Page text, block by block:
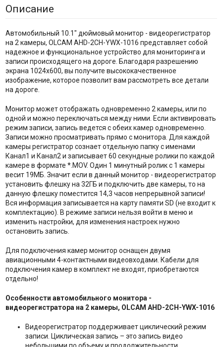
Описание
Автомобильный 10.1" дюймовый монитор - видеорегистратор
на 2 камеры, OLCAM AHD-2CH-YWX-1016 представляет собой
надежное и функциональное устройство для мониторинга и
записи происходящего на дороге. Благодаря разрешению
экрана 1024x600, вы получите высококачественное
изображение, которое позволит вам рассмотреть все детали
на дороге.
Монитор может отображать одновременно 2 камеры, или по
одной и можно переключаться между ними. Если активировать
режим записи, запись ведется с обеих камер одновременно.
Записи можно просматривать прямо с монитора. Для каждой
камеры регистратор сознает отдельную папку с именами
Канал1 и Канал2 и записывает 60 секундные ролики по каждой
камере в формате *.MOV. Один 1 минутный ролик с 1 камеры
весит 19МБ. Значит если в данный монитор - видеорегистратор
установить флешку на 32ГБ и подключить две камеры, то на
данную флешку поместится 14,3 часов непрерывной записи!
Вся информация записывается на карту памяти SD (не входит к
комплектацию). В режиме записи нельзя войти в меню и
изменить настройки, для изменения настроек нужно
остановить запись.
Для подключения камер монитор оснащен двумя
авиационными 4-контактными видеовходами. Кабели для
подключения камер в комплект не входят, приобретаются
отдельно!
Особенности автомобильного монитора -
видеорегистратора на 2 камеры, OLCAM AHD-2CH-YWX-1016
Видеорегистратор поддерживает циклический режим
записи. Циклическая запись – это запись видео